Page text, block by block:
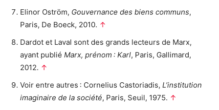
Elinor Oström, Gouvernance des biens communs,
Paris, De Boeck, 2010. ↑
Dardot et Laval sont des grands lecteurs de Marx,
ayant publié Marx, prénom : Karl, Paris, Gallimard,
2012. ↑
Voir entre autres : Cornelius Castoriadis, L’institution
imaginaire de la société, Paris, Seuil, 1975. ↑